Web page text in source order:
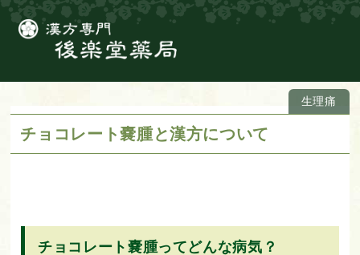
生理痛
チョコレート嚢腫と漢方について
チョコレート嚢腫ってどんな病気？